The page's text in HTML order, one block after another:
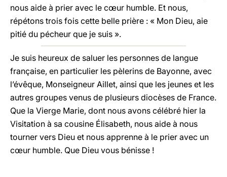
nous aide à prier avec le cœur humble. Et nous,
répétons trois fois cette belle prière : « Mon Dieu, aie
pitié du pécheur que je suis ».
Je suis heureux de saluer les personnes de langue
française, en particulier les pèlerins de Bayonne, avec
l’évêque, Monseigneur Aillet, ainsi que les jeunes et les
autres groupes venus de plusieurs diocèses de France.
Que la Vierge Marie, dont nous avons célébré hier la
Visitation à sa cousine Élisabeth, nous aide à nous
tourner vers Dieu et nous apprenne à le prier avec un
cœur humble. Que Dieu vous bénisse !